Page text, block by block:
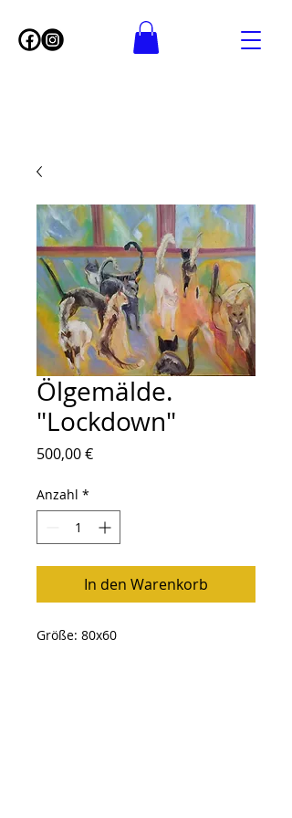
Ölgemälde.
"Lockdown"
500,00 €Preis
Anzahl *
In den Warenkorb
Größe: 80x60